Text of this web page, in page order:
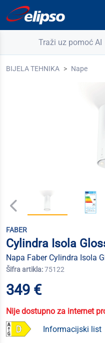
Traži uz pomoć AI
BIJELA TEHNIKA Nape
FABER
Cylindra Isola
Napa Faber Cylindra Isola
Šifra artikla:75122
349 €
Nije dostupno za internet
Informacijski list